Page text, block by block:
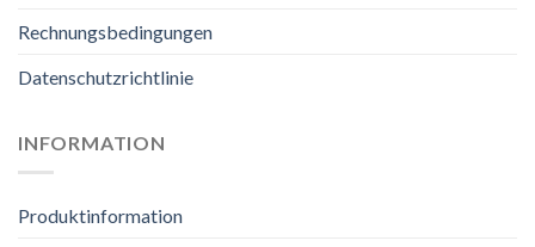
Rechnungsbedingungen
Datenschutzrichtlinie
INFORMATION
Produktinformation